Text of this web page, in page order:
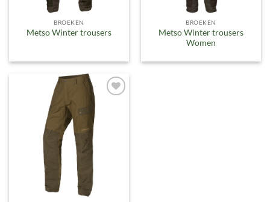
BROEKEN
Metso Winter trousers
BROEKEN
Metso Winter trousers
Women
Toevoegen
verlanglijst